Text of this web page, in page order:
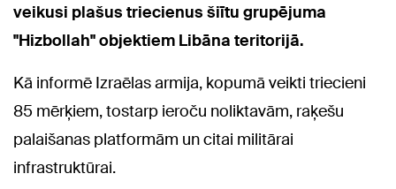
veikusi plašus triecienus šiītu grupējuma
"Hizbollah" objektiem Libāna teritorijā.
Kā informē Izraēlas armija, kopumā veikti triecieni
85 mērķiem, tostarp ieroču noliktavām, raķešu
palaišanas platformām un citai militārai
infrastruktūrai.